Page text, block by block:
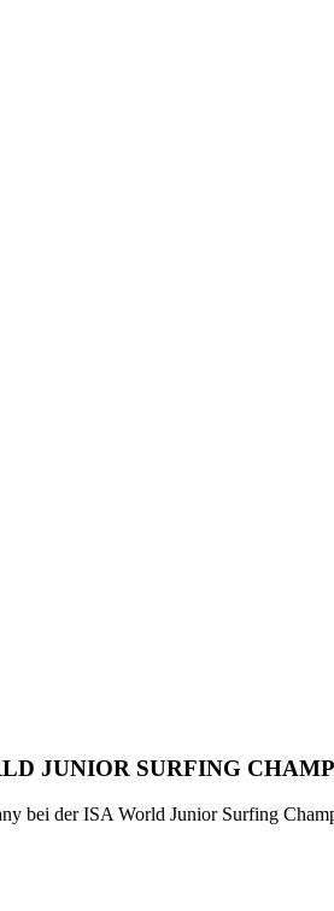
JUNIOR SURFING
bei der ISA World Junior Surfing